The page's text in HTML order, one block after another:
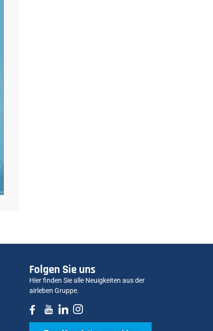
Folgen Sie uns
Hier finden Sie alle Neuigkeiten aus der
airleben Gruppe.